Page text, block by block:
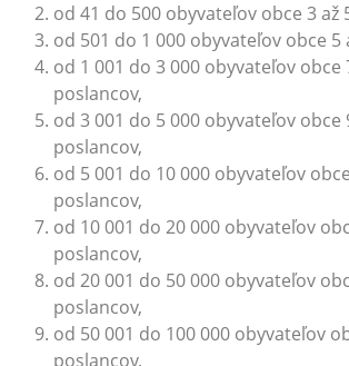
od 41 do 500 obyvateľov obce 3 až
od 501 do 1 000 obyvateľov obce 5
od 1 001 do 3 000 obyvateľov obce
poslancov,
od 3 001 do 5 000 obyvateľov obce
poslancov,
od 5 001 do 10 000 obyvateľov
poslancov,
od 10 001 do 20 000 obyvateľov
poslancov,
od 20 001 do 50 000 obyvateľov
poslancov,
od 50 001 do 100 000 obyvateľov
poslancov,